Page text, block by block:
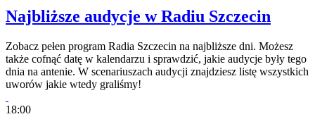
Najbliższe audycje w Radiu Szczecin
Zobacz pełen program Radia Szczecin na najbliższe dni. Możesz
także cofnąć datę w kalendarzu i sprawdzić, jakie audycje były tego
dnia na antenie. W scenariuszach audycji znajdziesz listę wszystkich
uworów jakie wtedy graliśmy!
18:00